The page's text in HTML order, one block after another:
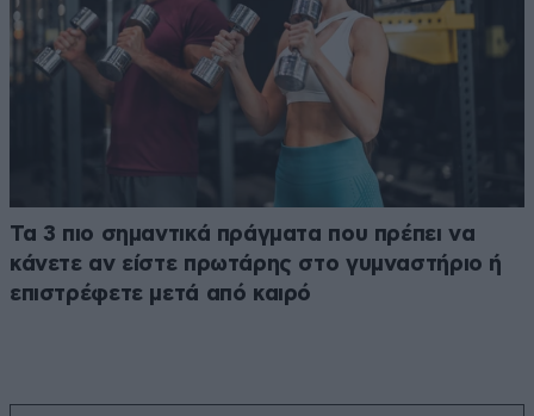
Τα 3 πιο σημαντικά πράγματα που πρέπει να
κάνετε αν είστε πρωτάρης στο γυμναστήριο ή
επιστρέφετε μετά από καιρό